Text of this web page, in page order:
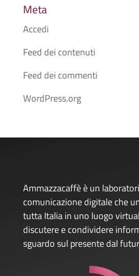
Meta
Accedi
Feed dei contenuti
Feed dei commenti
WordPress.org
Ammazzacaffè è un
comunicazione digitale che
tutta Italia in uno luogo
discutere e condividere
sguardo sul presente dal